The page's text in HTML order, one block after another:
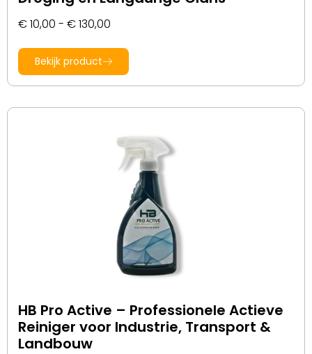
€10,00 - €130,00
Bekijk product
HB Pro Active – Professionele Actieve
Reiniger voor Industrie, Transport &
Landbouw